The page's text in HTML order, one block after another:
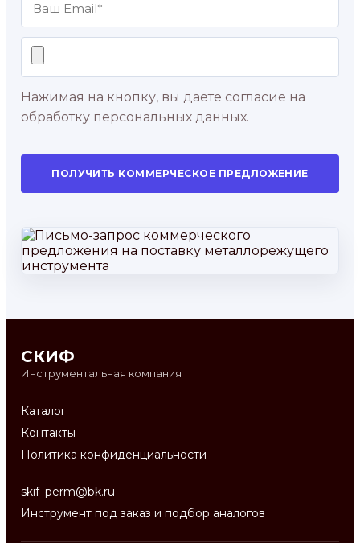
Нажимая на кнопку, вы даете согласие на
обработку персональных данных.
ПОЛУЧИТЬ КОММЕРЧЕСКОЕ ПРЕДЛОЖЕНИЕ
СКИФ
Инструментальная компания
Каталог
Контакты
Политика конфиденциальности
skif_perm@bk.ru
Инструмент под заказ и подбор аналогов